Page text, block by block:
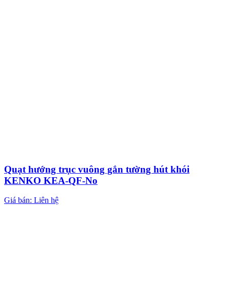
Quạt hướng trục vuông gắn tường hút khói
KENKO KEA-QF-No
Giá bán: Liên hệ